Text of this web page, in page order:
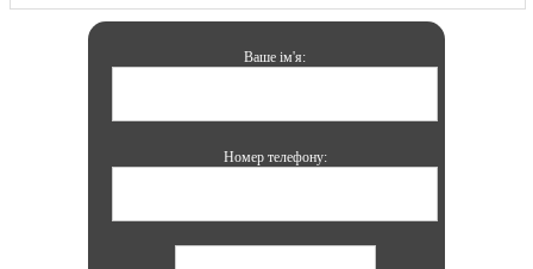
Ваше ім'я:
Номер телефону: